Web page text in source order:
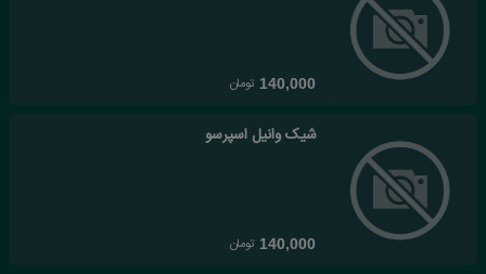
140,000 تومان
شیک وانیل اسپرسو
140,000 تومان